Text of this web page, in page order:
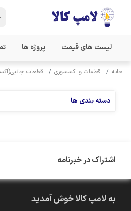
لیست های قیمت پروژه ها
خانه قطعات و اکسسوری قطعات
دسته بندی ها
اشتراک در خبرنامه
به لامپ کالا خوش آمدید